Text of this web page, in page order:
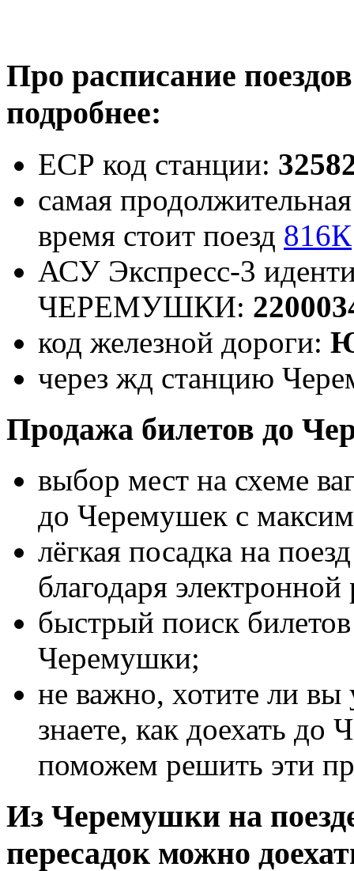
Про расписание
подробнее:
ЕСР код станции:
самая
время стоит поезд 816К
АСУ Экспресс-3
ЧЕРЕМУШКИ:
код железной дороги:
через жд станцию
Продажа билетов до
выбор мест на схеме
до Черемушек с
лёгкая посадка на
благодаря
быстрый поиск
Черемушки;
не важно, хотите ли
знаете, как доехать
поможем решить эти
Из Черемушки на
пересадок можно